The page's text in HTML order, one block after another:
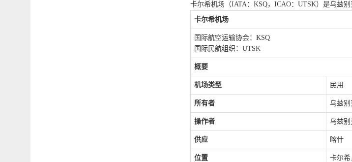
卡尔希机场（IATA：KSQ，ICAO：UTSK）是乌兹
卡尔希机场
国际航空运输协会：KSQ
国际民航组织：UTSK
概要
机场类型 民用
所有者 乌兹
操作者 乌兹别
供应 喀什
位置 卡尔希